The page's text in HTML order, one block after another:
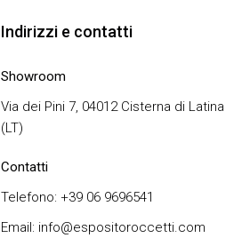
Indirizzi e contatti
Showroom
Via dei Pini 7, 04012 Cisterna di Latina
(LT)
Contatti
Telefono: +39 06 9696541
Email: info@espositoroccetti.com